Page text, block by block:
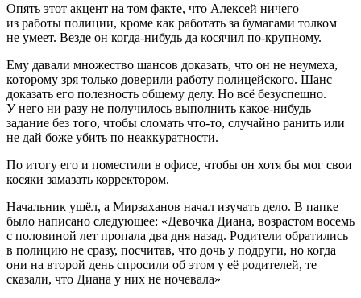
Опять этот акцент на том факте, что Алексей ничего
из работы полиции, кроме как работать за бумагами толком
не умеет. Везде он когда-нибудь да косячил по-крупному.
Ему давали множество шансов доказать, что он не неумеха,
которому зря только доверили работу полицейского. Шанс
доказать его полезность общему делу. Но всё безуспешно.
У него ни разу не получилось выполнить какое-нибудь
задание без того, чтобы сломать что-то, случайно ранить или
не дай боже убить по неаккуратности.
По итогу его и поместили в офисе, чтобы он хотя бы мог свои
косяки замазать корректором.
Начальник ушёл, а Мирзаханов начал изучать дело. В папке
было написано следующее: «Девочка Диана, возрастом восемь
с половиной лет пропала два дня назад. Родители обратились
в полицию не сразу, посчитав, что дочь у подруги, но когда
они на второй день спросили об этом у её родителей, те
сказали, что Диана у них не ночевала»